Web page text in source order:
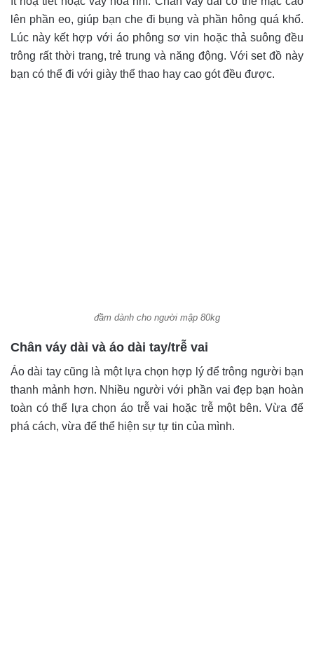
lên phần eo, giúp bạn che đi bụng và phần hông quá khổ.
Lúc này kết hợp với áo phông sơ vin hoặc thả suông đều
trông rất thời trang, trẻ trung và năng động. Với set đồ này
bạn có thể đi với giày thể thao hay cao gót đều được.
đầm dành cho người mập 80kg
Chân váy dài và áo dài tay/trễ vai
Áo dài tay cũng là một lựa chọn hợp lý để trông người bạn
thanh mảnh hơn. Nhiều người với phần vai đẹp bạn hoàn
toàn có thể lựa chọn áo trễ vai hoặc trễ một bên. Vừa để
phá cách, vừa để thể hiện sự tự tin của mình.